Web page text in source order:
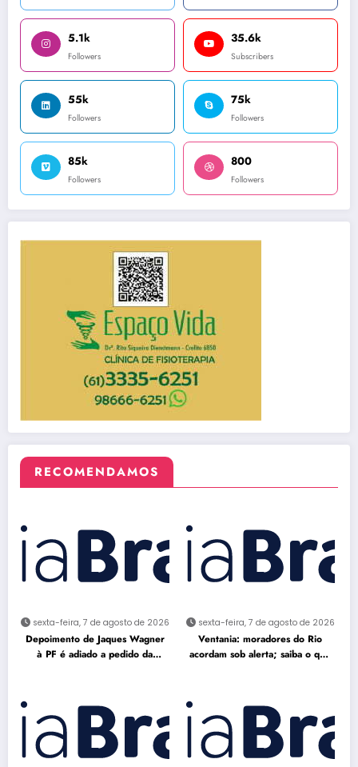
5.1k
Followers
35.6k
Subscribers
55k
Followers
75k
Followers
85k
Followers
800
Followers
RECOMENDAMOS
sexta-feira, 7 de agosto de 2026
Depoimento de Jaques Wagner
à PF é adiado a pedido da
sexta-feira, 7 de agosto de 2026
Ventania: moradores do Rio
acordam sob alerta; saiba o que